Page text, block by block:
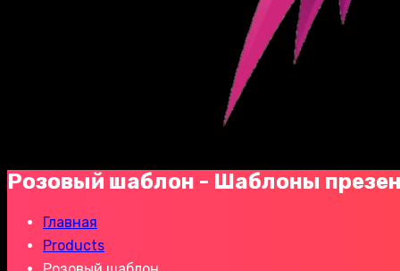
Розовый шаблон - Шаблоны
Главная
Products